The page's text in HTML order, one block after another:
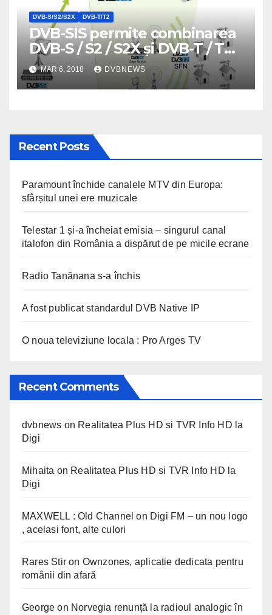
DVB-S/S2/S2X DVB-T/T2
DVB-SIS permite combinarea
DVB-S / S2 / S2X și DVB-T / T2
într-un singur fascicul de
satelit, pe același
transponder
MAR 6, 2018 DVBNEWS
Recent Posts
Paramount închide canalele MTV din Europa:
sfârșitul unei ere muzicale
Telestar 1 și-a încheiat emisia – singurul canal
italofon din România a dispărut de pe micile ecrane
Radio Tanănana s-a închis
A fost publicat standardul DVB Native IP
O noua televiziune locala : Pro Arges TV
Recent Comments
dvbnews on Realitatea Plus HD si TVR Info HD la
Digi
Mihaita on Realitatea Plus HD si TVR Info HD la
Digi
MAXWELL : Old Channel on Digi FM – un nou logo
, acelasi font, alte culori
Rares Stir on Ownzones, aplicatie dedicata pentru
românii din afară
George on Norvegia renunță la radioul analogic în